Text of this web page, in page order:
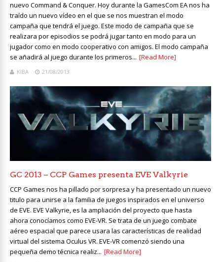
nuevo Command & Conquer. Hoy durante la GamesCom EA nos ha
traído un nuevo vídeo en el que se nos muestran el modo
campaña que tendrá el juego. Este modo de campaña que se
realizara por episodios se podrá jugar tanto en modo para un
jugador como en modo cooperativo con amigos. El modo campaña
se añadirá al juego durante los primeros... [Read More]
KIBA 21/08/2013
GC 2013 – CCP Games presenta EVE Valkyrie
CCP Games nos ha pillado por sorpresa y ha presentado un nuevo
titulo para unirse a la familia de juegos inspirados en el universo
de EVE. EVE Valkyrie, es la ampliación del proyecto que hasta
ahora conocíamos como EVE-VR. Se trata de un juego combate
aéreo espacial que parece usara las características de realidad
virtual del sistema Oculus VR. EVE-VR comenzó siendo una
pequeña demo técnica realiz... [Read More]